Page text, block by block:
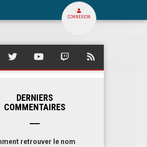
CONNEXION
SQUARE SQUARE SQUARE
DERNIERS
COMMENTAIRES
retrouver le nom